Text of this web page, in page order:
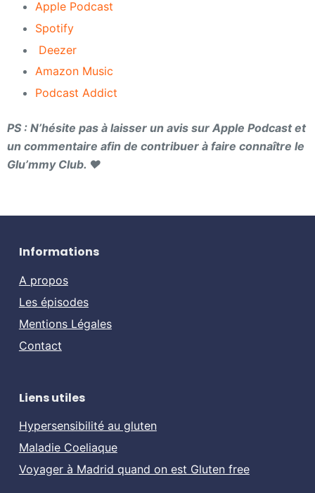
Apple Podcast
Spotify
Deezer
Amazon Music
Podcast Addict
PS : N’hésite pas à laisser un avis sur Apple Podcast et
un commentaire afin de contribuer à faire connaître le
Glu’mmy Club. ❤️
Informations
A propos
Les épisodes
Mentions Légales
Contact
Liens utiles
Hypersensibilité au gluten
Maladie Coeliaque
Voyager à Madrid quand on est Gluten free